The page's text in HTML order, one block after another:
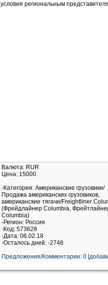
условия региональным
Валюта: RUR
Цена: 15000
Категория: Американские грузовики/
Продажа американских грузовиков,
американские тягачи/Freightliner
(Фрейдлайнер Columbia,
Columbia)
Регион: Россия
Код: 573628
Дата: 06.02.18
Осталось дней: -2746
Предложения/Комментарии: 0